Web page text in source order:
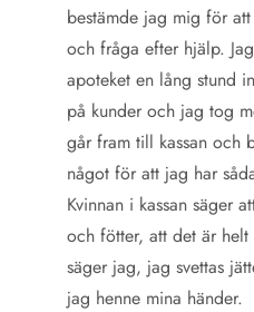
bestämde jag mig för
och fråga efter hjälp.
apoteket en lång stund
på kunder och jag tog
går fram till kassan och
något för att jag har
Kvinnan i kassan säger
och fötter, att det är
säger jag, jag svettas
jag henne mina händer.